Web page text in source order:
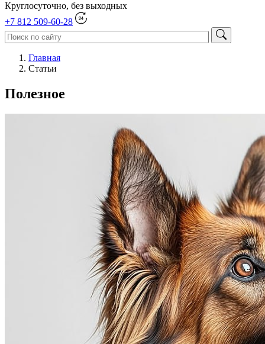
Круглосуточно, без выходных
+7 812 509-60-28
Главная
Статьи
Полезное